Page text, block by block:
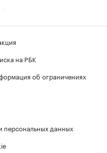
на РБК
об ограничениях
персональных данных